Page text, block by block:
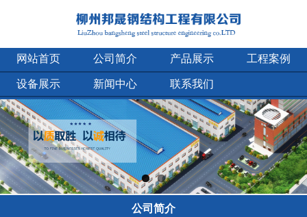
网站首页 公司简介 产品展示 工程案例
设备展示 新闻中心 联系我们
公司简介